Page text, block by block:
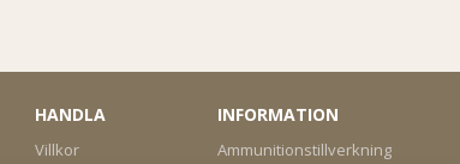
HANDLA
Villkor
INFORMATION
Ammunitionstillverkning